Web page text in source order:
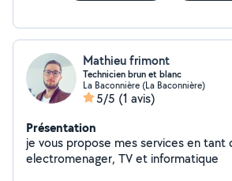
Mathieu frimont
Technicien brun et blanc
La Baconnière (La Baconnière)
5/5 (1 avis)
Présentation
je vous propose mes services en tant
electromenager, TV et informatique